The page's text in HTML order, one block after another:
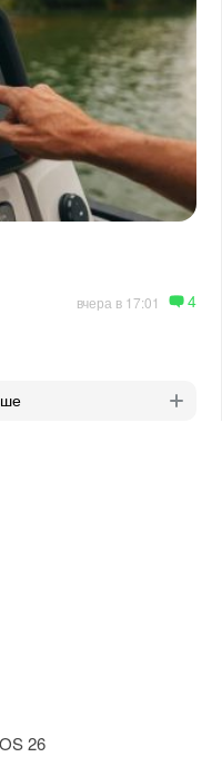
вчера в 17:01 4
26